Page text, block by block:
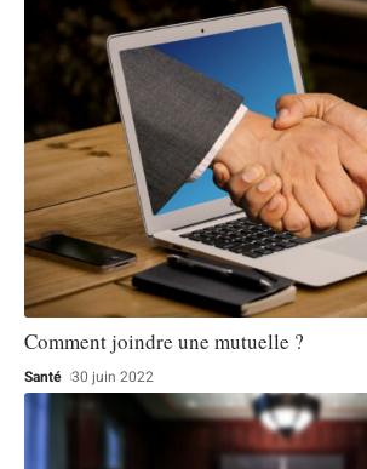
Comment joindre une mutuelle ?
Santé 30 juin 2022